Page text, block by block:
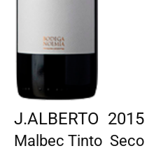
J.ALBERTO 2015
Malbec Tinto Seco